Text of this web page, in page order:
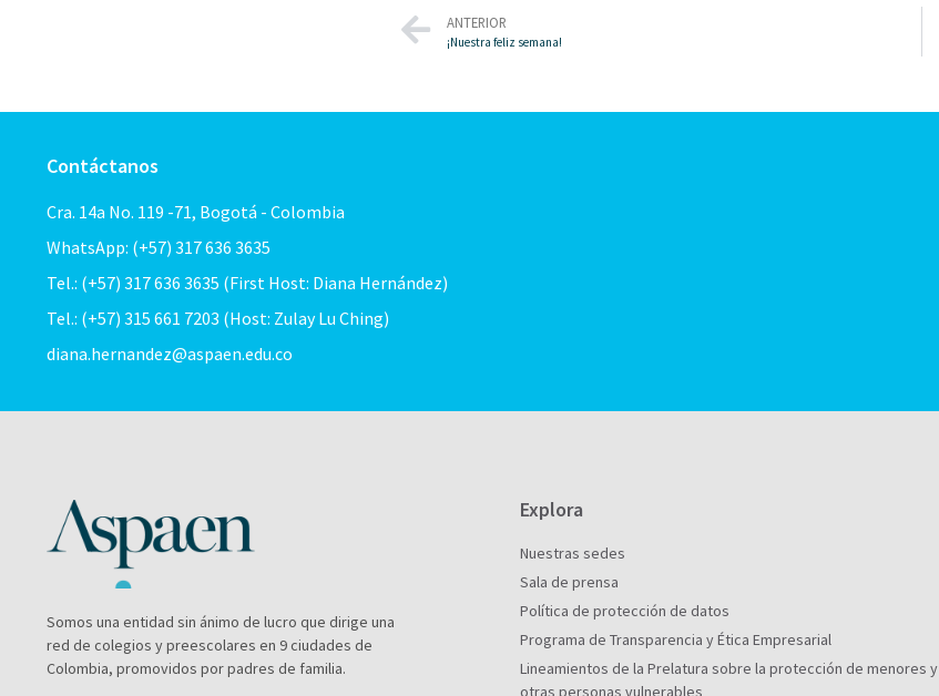
ANTERIOR
¡Nuestra feliz semana!
Contáctanos
Cra. 14a No. 119 -71, Bogotá - Colombia
WhatsApp: (+57) 317 636 3635
Tel.: (+57) 317 636 3635 (First Host: Diana Hernández)
Tel.: (+57) 315 661 7203 (Host: Zulay Lu Ching)
diana.hernandez@aspaen.edu.co
Somos una entidad sin ánimo de lucro que dirige una
red de colegios y preescolares en 9 ciudades de
Colombia, promovidos por padres de familia.
Explora
Nuestras sedes
Sala de prensa
Política de protección de datos
Programa de Transparencia y Ética Empresarial
Lineamientos de la Prelatura sobre la protección de menores y
otras personas vulnerables